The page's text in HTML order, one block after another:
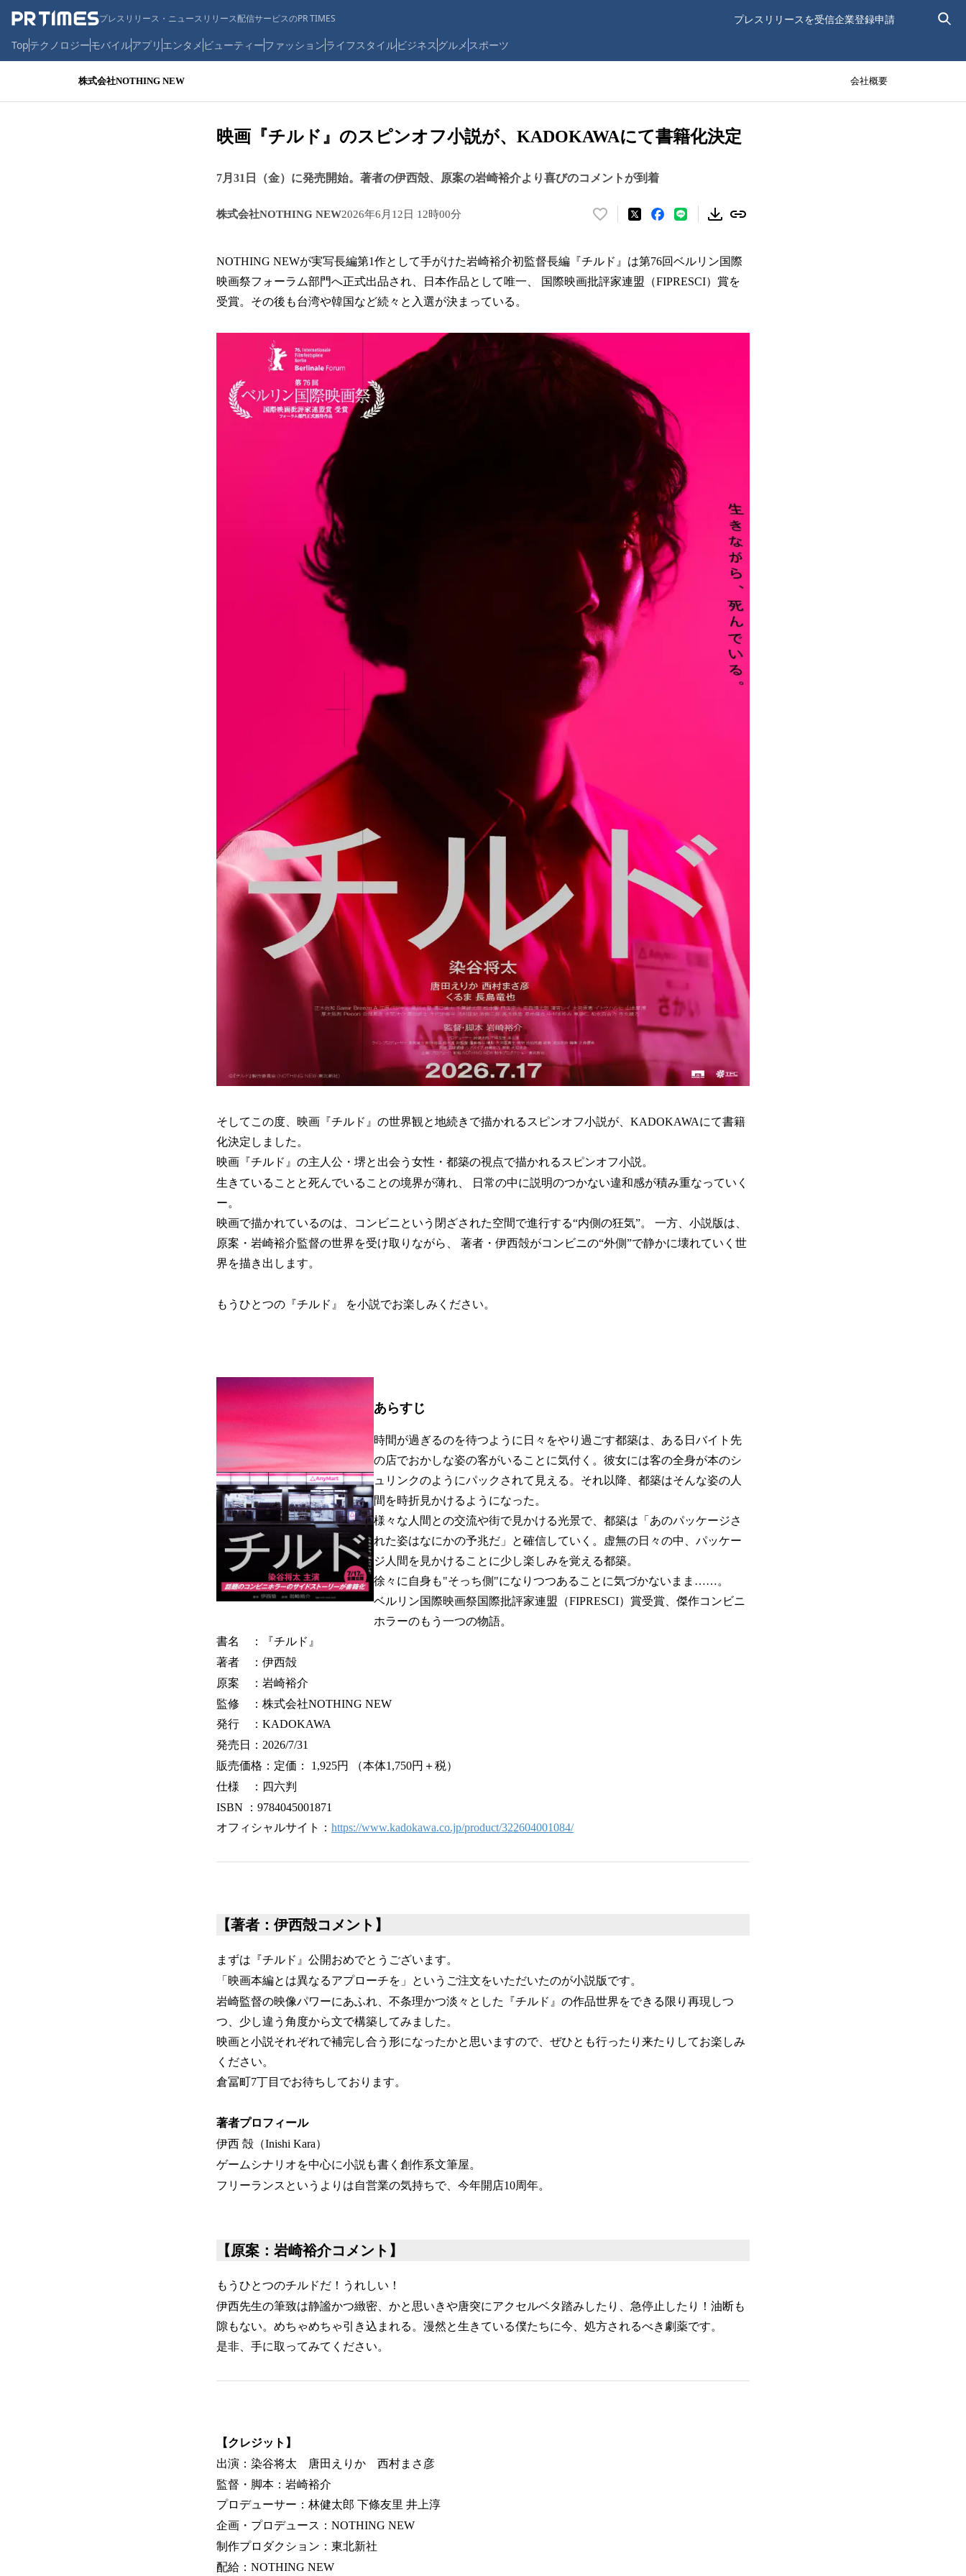
プレスリリース・ニュースリリース配信サービスのPR TIMES プレスリリースを受信企業登録申請
Topテクノロジーモバイルアプリ エンタメ ビューティーファッションライフスタイルビジネス グルメ スポーツ
株式会社NOTHING NEW 会社概要
映画『チルド』のスピンオフ小説が、KADOKAWAにて書籍化決定
7月31日（金）に発売開始。著者の伊西殻、原案の岩崎裕介より喜びのコメントが到着
株式会社NOTHING NEW2026年6月12日 12時00分
い
！
数
み
中
NOTHING NEWが実写長編第1作として手がけた岩崎裕介初監督長編『チルド』は第76回ベルリン国際
映画祭フォーラム部門へ正式出品され、日本作品として唯一、 国際映画批評家連盟（FIPRESCI）賞を
受賞。その後も台湾や韓国など続々と入選が決まっている。
そしてこの度、映画『チルド』の世界観と地続きで描かれるスピンオフ小説が、KADOKAWAにて書籍
化決定しました。
映画『チルド』の主人公・堺と出会う女性・都築の視点で描かれるスピンオフ小説。
生きていることと死んでいることの境界が薄れ、 日常の中に説明のつかない違和感が積み重なっていく
ー。
映画で描かれているのは、コンビニという閉ざされた空間で進行する“内側の狂気”。 一方、小説版は、
原案・岩崎裕介監督の世界を受け取りながら、 著者・伊西殻がコンビニの“外側”で静かに壊れていく世
界を描き出します。
もうひとつの『チルド』 を小説でお楽しみください。
あらすじ
時間が過ぎるのを待つように日々をやり過ごす都築は、ある日バイト先
の店でおかしな姿の客がいることに気付く。彼女には客の全身が本のシ
ュリンクのようにパックされて見える。それ以降、都築はそんな姿の人
間を時折見かけるようになった。
様々な人間との交流や街で見かける光景で、都築は「あのパッケージさ
れた姿はなにかの予兆だ」と確信していく。虚無の日々の中、パッケー
ジ人間を見かけることに少し楽しみを覚える都築。
徐々に自身も"そっち側"になりつつあることに気づかないまま……。
ベルリン国際映画祭国際批評家連盟（FIPRESCI）賞受賞、傑作コンビニ
ホラーのもう一つの物語。
書名 ：『チルド』
著者 ：伊西殻
原案 ：岩崎裕介
監修 ：株式会社NOTHING NEW
発行 ：KADOKAWA
発売日：2026/7/31
販売価格：定価： 1,925円 （本体1,750円＋税）
仕様 ：四六判
ISBN ：9784045001871
オフィシャルサイト： https://www.kadokawa.co.jp/product/322604001084/
【著者： 伊西殻コメント】
まずは『チルド』公開おめでとうございます。
「映画本編とは異なるアプローチを」というご注文をいただいたのが小説版です。
岩崎監督の映像パワーにあふれ、不条理かつ淡々とした『チルド』の作品世界をできる限り再現しつ
つ、少し違う角度から文で構築してみました。
映画と小説それぞれで補完し合う形になったかと思いますので、ぜひとも行ったり来たりしてお楽しみ
ください。
倉冨町7丁目でお待ちしております。
著者プロフィール
伊西 殻（Inishi Kara）
ゲームシナリオを中心に小説も書く創作系文筆屋。
フリーランスというよりは自営業の気持ちで、今年開店10周年。
【原案：岩崎裕介コメント】
もうひとつのチルドだ！うれしい！
伊西先生の筆致は静謐かつ緻密、かと思いきや唐突にアクセルベタ踏みしたり、急停止したり！油断も
隙もない。めちゃめちゃ引き込まれる。漫然と生きている僕たちに今、処方されるべき劇薬です。
是非、手に取ってみてください。
【クレジット】
出演：染谷将太 唐田えりか 西村まさ彦
監督・脚本：岩崎裕介
プロデューサー：林健太郎 下條友里 井上淳
企画・プロデュース：NOTHING NEW
制作プロダクション：東北新社
配給：NOTHING NEW